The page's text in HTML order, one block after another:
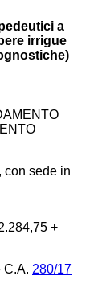
a
irrigue
con sede in
+
C.A. 280/17